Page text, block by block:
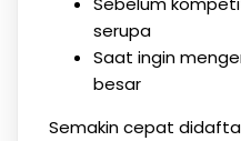
serupa
Saat ingin
besar
Semakin cepat